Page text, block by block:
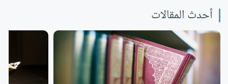
أحدث المقالات